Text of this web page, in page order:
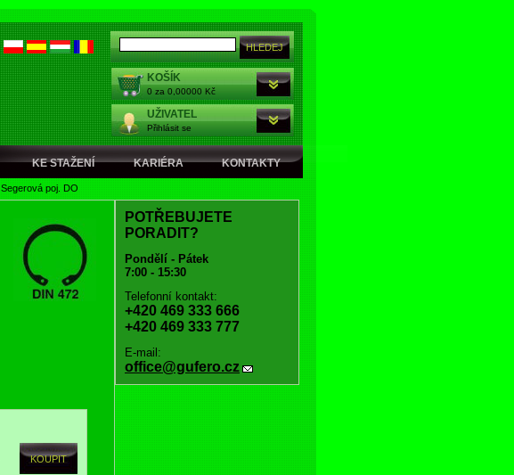
KOŠÍK
0 za 0,00000 Kč
UŽIVATEL
Přihlásit se
KE STAŽENÍ KARIÉRA KONTAKTY
Segerová poj. DO
POTŘEBUJETE
PORADIT?
Pondělí - Pátek
7:00 - 15:30
Telefonní kontakt:
+420 469 333 666
+420 469 333 777
E-mail:
office@gufero.cz